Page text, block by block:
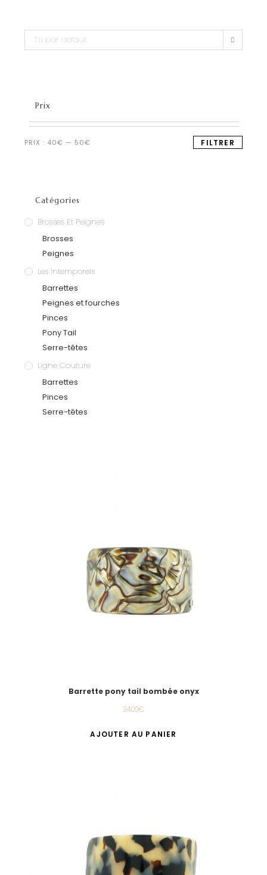
Tri par défaut
Prix
FILTRER
PRIX : 40€ — 50€
Catégories
Brosses Et Peignes
Brosses
Peignes
Les Intemporels
Barrettes
Peignes et fourches
Pinces
Pony Tail
Serre-têtes
Ligne Couture
Barrettes
Pinces
Serre-têtes
Barrette pony tail bombée onyx
34.00€
AJOUTER AU PANIER